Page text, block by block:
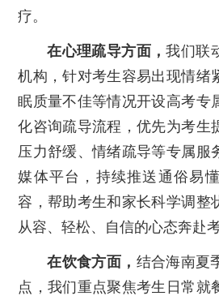
疗。
在心理疏导方面，我们联
机构，针对考生容易出现情绪
眠质量不佳等情况开设高考专
化咨询疏导流程，优先为考生
压力舒缓、情绪疏导等专属服
媒体平台，持续推送通俗易
容，帮助考生和家长科学调整
从容、轻松、自信的心态奔赴考
在饮食方面， 结合海南夏
点，我们重点聚焦考生日常就